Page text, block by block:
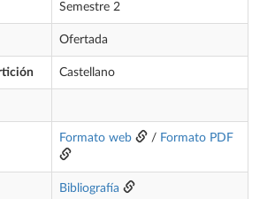
Semestre 2
Ofertada
Castellano
Formato web / Formato PDF
Bibliografía